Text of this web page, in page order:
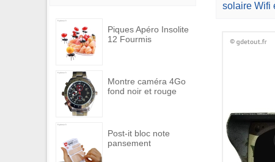
Piques Apéro Insolite
12 Fourmis
Montre caméra 4Go
fond noir et rouge
Post-it bloc note
pansement
solaire Wifi